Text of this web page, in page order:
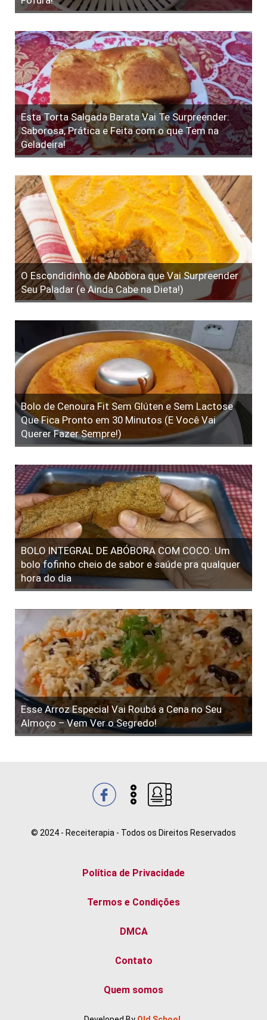
Esta Torta Salgada Barata Vai Te Surpreender:
Saborosa, Prática e Feita com o que Tem na
Geladeira!
O Escondidinho de Abóbora que Vai Surpreender
Seu Paladar (e Ainda Cabe na Dieta!)
Bolo de Cenoura Fit Sem Glúten e Sem Lactose
Que Fica Pronto em 30 Minutos (E Você Vai
Querer Fazer Sempre!)
BOLO INTEGRAL DE ABÓBORA COM COCO: Um
bolo fofinho cheio de sabor e saúde pra qualquer
hora do dia
Esse Arroz Especial Vai Roubá a Cena no Seu
Almoço – Vem Ver o Segredo!
© 2024 - Receiterapia - Todos os Direitos Reservados
Quem somos
Contato
DMCA
Termos e Condições
Política de Privacidade